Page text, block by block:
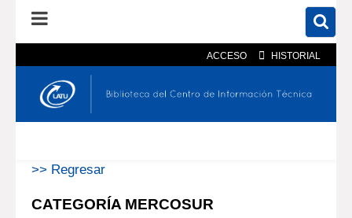
ACCESO HISTORIAL
En el catálogo En el sitio
>> Regresar
CATEGORÍA MERCOSUR